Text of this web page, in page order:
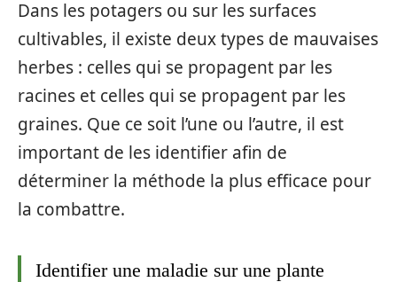
Dans les potagers ou sur les surfaces
cultivables, il existe deux types de mauvaises
herbes : celles qui se propagent par les
racines et celles qui se propagent par les
graines. Que ce soit l’une ou l’autre, il est
important de les identifier afin de
déterminer la méthode la plus efficace pour
la combattre.
Identifier une maladie sur une plante